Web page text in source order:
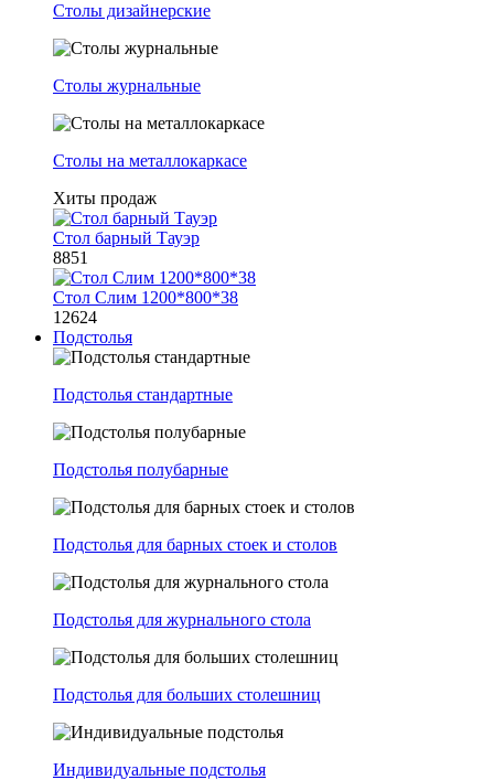
Столы дизайнерские
Столы журнальные
Столы на металлокаркасе
Хиты продаж
Стол барный Тауэр
8851
Стол Слим 1200*800*38
12624
Подстолья
Подстолья стандартные
Подстолья полубарные
Подстолья для барных стоек и столов
Подстолья для журнального стола
Подстолья для больших столешниц
Индивидуальные подстолья